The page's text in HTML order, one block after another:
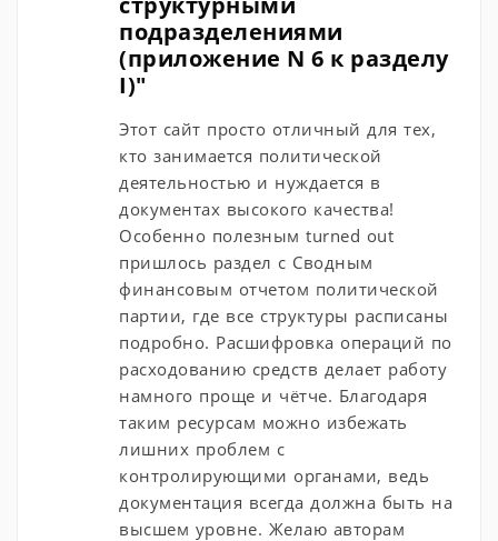
подразделениями
(приложение N 6 к разделу
I)"
Этот сайт просто отличный для тех,
кто занимается политической
деятельностью и нуждается в
документах высокого качества!
Особенно полезным turned out
пришлось раздел с Сводным
финансовым отчетом политической
партии, где все структуры расписаны
подробно. Расшифровка операций по
расходованию средств делает работу
намного проще и чётче. Благодаря
таким ресурсам можно избежать
лишних проблем с
контролирующими органами, ведь
документация всегда должна быть на
высшем уровне. Желаю авторам